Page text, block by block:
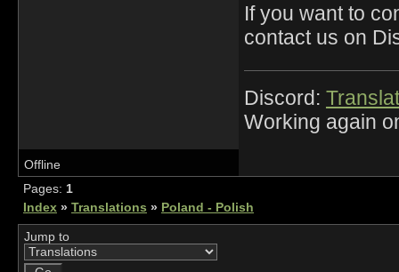
If you want to
contact us on
Discord:
Working again
Offline
Pages: 1
Index » Translations » Poland - Polish
Jump to